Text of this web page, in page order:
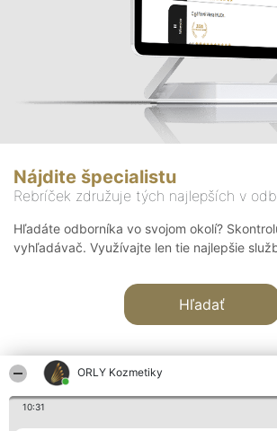
ORLY Kozmetiky
10:31
Nájdite špecialistu
Rebríček združuje tých najlepších v
Hľadáte odborníka vo svojom okolí?
vyhľadávač. Využívajte len tie najlepšie
Hľadať